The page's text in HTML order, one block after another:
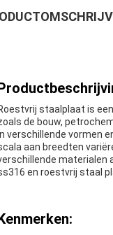
staalplaat is
de bouw,
verschillende vormen
aan breedten
materialen
en roestvrij staal